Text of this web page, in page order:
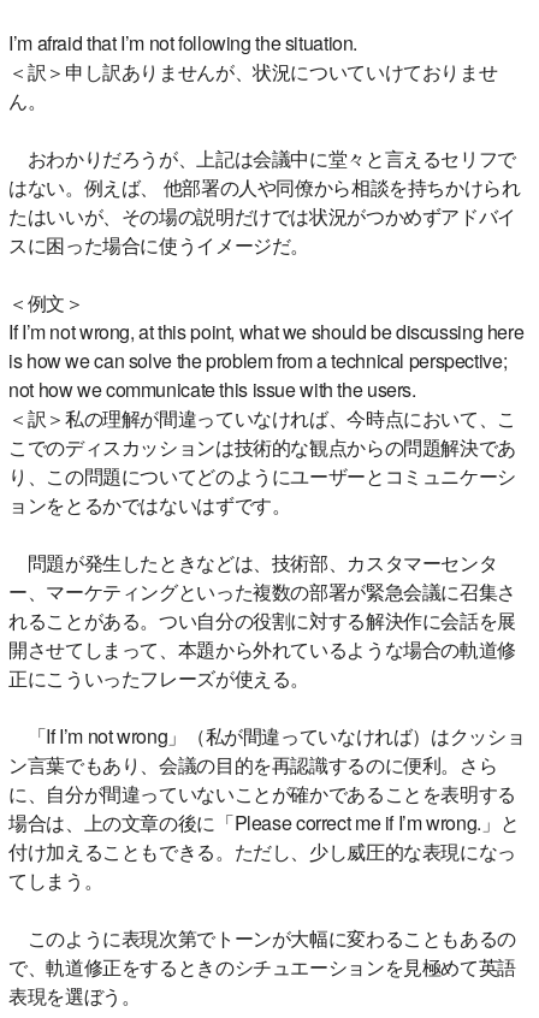
I’m afraid that I’m not following the situation.
＜訳＞申し訳ありませんが、状況についていけておりませ
ん。
おわかりだろうが、上記は会議中に堂々と言えるセリフで
はない。例えば、 他部署の人や同僚から相談を持ちかけられ
たはいいが、その場の説明だけでは状況がつかめずアドバイ
スに困った場合に使うイメージだ。
＜例文＞
If I’m not wrong, at this point, what we should be discussing here
is how we can solve the problem from a technical perspective;
not how we communicate this issue with the users.
＜訳＞私の理解が間違っていなければ、今時点において、こ
こでのディスカッションは技術的な観点からの問題解決であ
り、この問題についてどのようにユーザーとコミュニケーシ
ョンをとるかではないはずです。
問題が発生したときなどは、技術部、カスタマーセンタ
ー、マーケティングといった複数の部署が緊急会議に召集さ
れることがある。つい自分の役割に対する解決作に会話を展
開させてしまって、本題から外れているような場合の軌道修
正にこういったフレーズが使える。
「If I’m not wrong」（私が間違っていなければ）はクッショ
ン言葉でもあり、会議の目的を再認識するのに便利。さら
に、自分が間違っていないことが確かであることを表明する
場合は、上の文章の後に「Please correct me if I’m wrong.」と
付け加えることもできる。ただし、少し威圧的な表現になっ
てしまう。
このように表現次第でトーンが大幅に変わることもあるの
で、軌道修正をするときのシチュエーションを見極めて英語
表現を選ぼう。